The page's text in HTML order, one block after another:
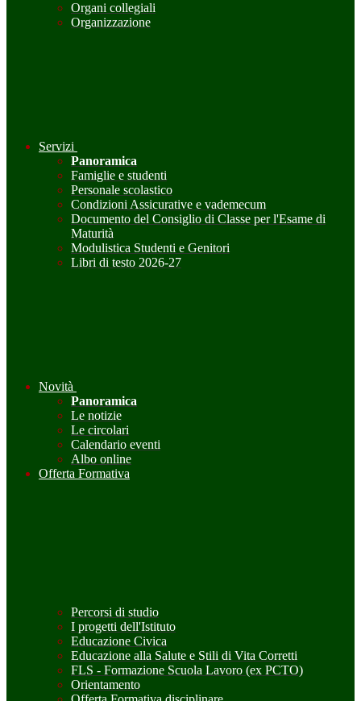
Organi collegiali
Organizzazione
Servizi
Panoramica
Famiglie e studenti
Personale scolastico
Condizioni Assicurative e vademecum
Documento del Consiglio di Classe per l'Esame di
Maturità
Modulistica Studenti e Genitori
Libri di testo 2026-27
Novità
Panoramica
Le notizie
Le circolari
Calendario eventi
Albo online
Offerta Formativa
Percorsi di studio
I progetti dell'Istituto
Educazione Civica
Educazione alla Salute e Stili di Vita Corretti
FLS - Formazione Scuola Lavoro (ex PCTO)
Orientamento